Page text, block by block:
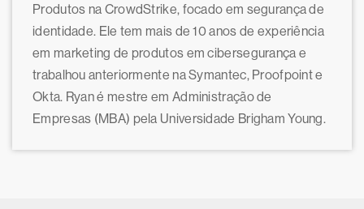
Produtos na CrowdStrike, focado em segurança de
identidade. Ele tem mais de 10 anos de experiência
em marketing de produtos em cibersegurança e
trabalhou anteriormente na Symantec, Proofpoint e
Okta. Ryan é mestre em Administração de
Empresas (MBA) pela Universidade Brigham Young.